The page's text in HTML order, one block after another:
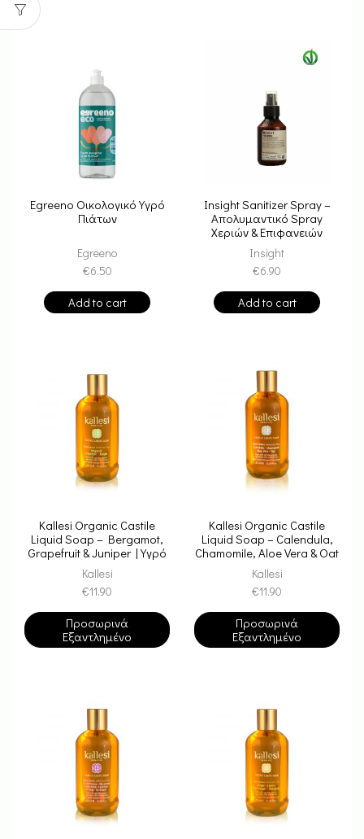
Egreeno Οικολογικό Υγρό
Πιάτων
Egreeno
€6.50
Add to cart
Insight Sanitizer Spray –
Απολυμαντικό Spray
Χεριών & Επιφανειών
Insight
€6.90
Add to cart
Kallesi Organic Castile
Liquid Soap – Bergamot,
Grapefruit & Juniper | Υγρό
Σαπούνι Καστίλλης –
Περγαμόντο, Γκρέιπφρουτ
& Άρκευθος
Kallesi
€11.90
Προσωρινά
Εξαντλημένο
Kallesi Organic Castile
Liquid Soap – Calendula,
Chamomile, Aloe Vera & Oat
| Υγρό Σαπούνι Καστίλλης –
Καλέντουλα, Χαμομήλι,
Αλόη βέρα & Βρώμη
Kallesi
€11.90
Προσωρινά
Εξαντλημένο